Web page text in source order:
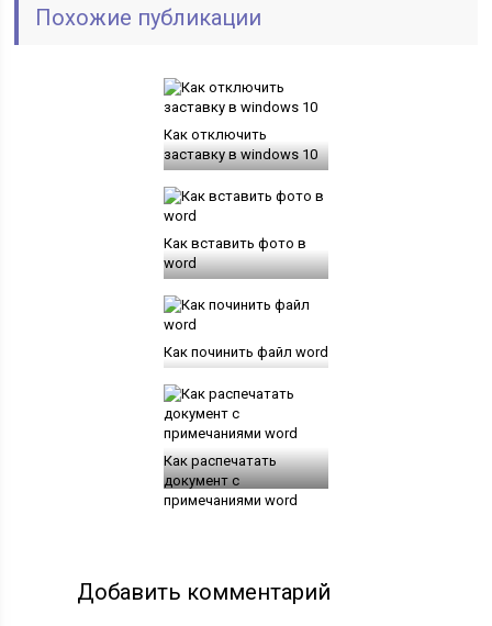
Похожие публикации
Как отключить
заставку в windows 10
Как вставить фото в
word
Как починить файл word
Как распечатать
документ с
примечаниями word
Добавить комментарий